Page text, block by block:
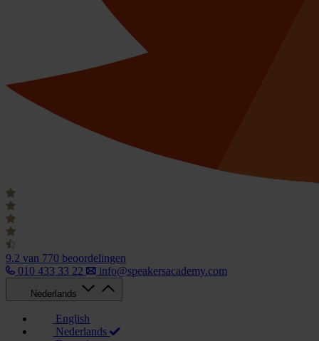
9.2 van 770 beoordelingen
010 433 33 22
info@speakersacademy.com
Nederlands
English
Nederlands